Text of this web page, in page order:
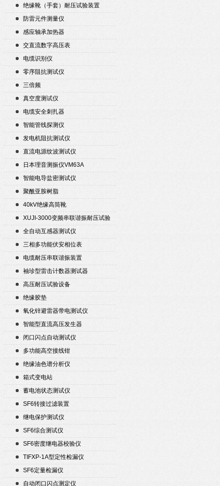
绝缘靴（手套）耐压试验装置
防雷元件测量仪
感应轴承加热器
交直流数字高压表
电缆识别仪
零序阻抗测试仪
三倍频
真空度测试仪
电缆安全刺扎器
智能管线探测仪
发电机阻抗测试仪
直流电源纹波测试仪
日本理音测振仪VM63A
智能电导盐密测试仪
聚酰亚胺树脂
40kV绝缘高筒靴
XUJI-3000变频串联谐振耐压试验
装置
全自动互感器测试仪
三相多功能伏安相位表
电缆耐压串联谐振装置
袖珍型雷击计数器测试器
高压耐压试验设备
绝缘胶垫
氧化锌避雷器带电测试仪
智能型直流高压发生器
闭口闪点自动测试仪
多功能高空接线钳
绝缘油色谱分析仪
箱式变电站
蓄电池状态测试仪
SF6转接过滤装置
继电保护测试仪
SF6综合测试仪
SF6密度继电器校验仪
TIFXP-1A型定性检漏仪
SF6定量检漏仪
自动闭口闪点测定仪